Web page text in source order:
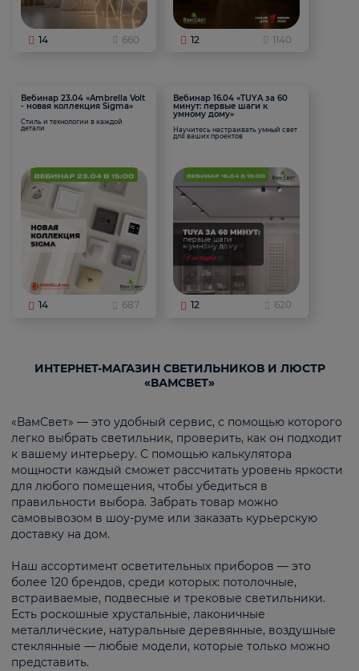
14 660 12 1140
Вебинар 23.04 «Ambrella Volt
- новая коллекция Sigma»
Стиль и технологии в каждой
детали
14 687
Вебинар 16.04 «TUYA за 60
минут: первые шаги к
умному дому»
Научитесь настраивать умный свет
для ваших проектов
12 620
ИНТЕРНЕТ-МАГАЗИН СВЕТИЛЬНИКОВ И ЛЮСТР
«ВАМСВЕТ»
«ВамСвет» — это удобный сервис, с помощью которого
легко выбрать светильник, проверить, как он подходит
к вашему интерьеру. С помощью калькулятора
мощности каждый сможет рассчитать уровень яркости
для любого помещения, чтобы убедиться в
правильности выбора. Забрать товар можно
самовывозом в шоу-руме или заказать курьерскую
доставку на дом.
Наш ассортимент осветительных приборов — это
более 120 брендов, среди которых: потолочные,
встраиваемые, подвесные и трековые светильники.
Есть роскошные хрустальные, лаконичные
металлические, натуральные деревянные, воздушные
стеклянные — любые модели, которые только можно
представить.